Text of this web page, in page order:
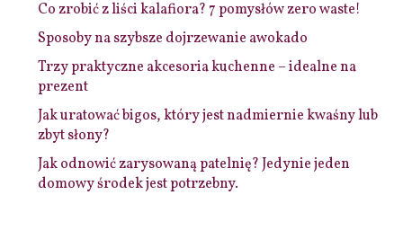
Co zrobić z liści kalafiora? 7 pomysłów zero waste!
Sposoby na szybsze dojrzewanie awokado
Trzy praktyczne akcesoria kuchenne – idealne na
prezent
Jak uratować bigos, który jest nadmiernie kwaśny lub
zbyt słony?
Jak odnowić zarysowaną patelnię? Jedynie jeden
domowy środek jest potrzebny.